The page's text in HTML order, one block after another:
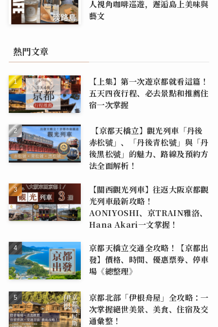
人視角咖啡巡遊，邂逅島上美味與
藝文
熱門文章
【上集】第一次遊京都就看這篇！
五天四夜行程、必去景點和推薦住
宿一次掌握
【京都天橋立】觀光列車「丹後
赤松號」、「丹後青松號」與「丹
後黑松號」的魅力、路線及預約方
法全面解析！
【關西觀光列車】往返大阪京都觀
光列車最新攻略！
AONIYOSHI、京TRAIN雅洛、
Hana Akari一文掌握！
京都天橋立交通全攻略！【京都出
發】價格、時間、優惠票券、停車
場《總整理》
京都北部「伊根舟屋」全攻略：一
次掌握絕世美景、美食、住宿及交
通彙整！